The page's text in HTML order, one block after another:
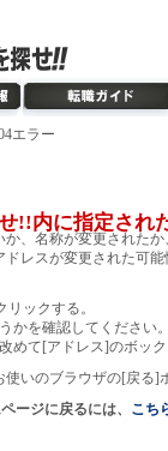
エラー
!!内に指定され
、名称が変更された
レスが変更された可
ックする。
かを確認してください
めて[アドレス]のボッ
いのブラウザの[戻る]
ージに戻るには、 こち